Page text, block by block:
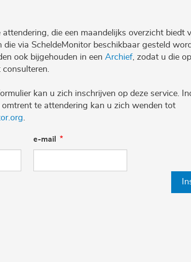
die een maandelijks overzicht biedt
die via ScheldeMonitor beschikbaar gesteld
ook bijgehouden in een Archief , zodat u die
kan u zich inschrijven op deze service.
omtrent te attendering kan u zich wenden tot
e-mail